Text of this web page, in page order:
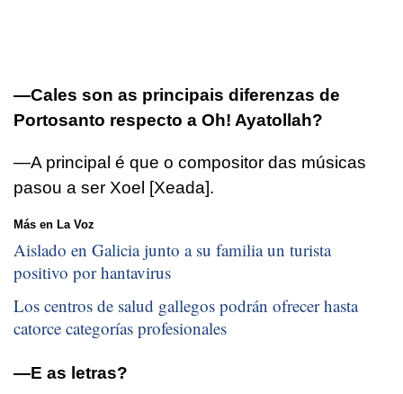
—Cales son as principais diferenzas de
Portosanto respecto a Oh! Ayatollah?
—A principal é que o compositor das músicas
pasou a ser Xoel [Xeada].
Más en La Voz
Aislado en Galicia junto a su familia un turista
positivo por hantavirus
Los centros de salud gallegos podrán ofrecer hasta
catorce categorías profesionales
—E as letras?